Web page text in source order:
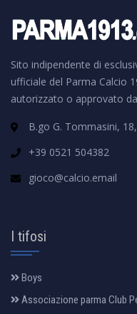
Sito indipendente di
ufficiale del Parma Calcio
autorizzato o approvato
B.go G. Tommasini,
+39 0521 504382
gioco@calcio.email
I tifosi
Boys
Associazione parma Club